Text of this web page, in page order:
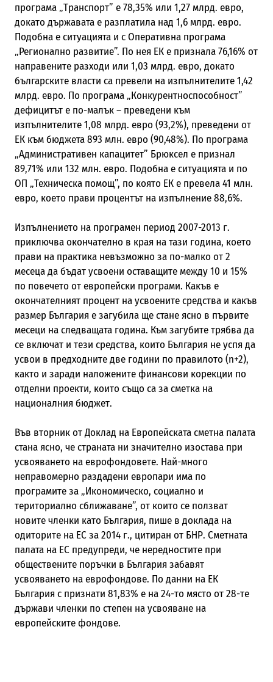
програма „Транспорт” е 78,35% или 1,27 млрд. евро,
докато държавата е разплатила над 1,6 млрд. евро.
Подобна е ситуацията и с Оперативна програма
„Регионално развитие”. По нея ЕК е признала 76,16% от
направените разходи или 1,03 млрд. евро, докато
българските власти са превели на изпълнителите 1,42
млрд. евро. По програма „Конкурентноспособност”
дефицитът е по-малък – преведени към
изпълнителите 1,08 млрд. евро (93,2%), преведени от
ЕК към бюджета 893 млн. евро (90,48%). По програма
„Административен капацитет” Брюксел е признал
89,71% или 132 млн. евро. Подобна е ситуацията и по
ОП „Техническа помощ”, по която ЕК е превела 41 млн.
евро, което прави процентът на изпълнение 88,6%.
Изпълнението на програмен период 2007-2013 г.
приключва окончателно в края на тази година, което
прави на практика невъзможно за по-малко от 2
месеца да бъдат усвоени оставащите между 10 и 15%
по повечето от европейски програми. Какъв е
окончателният процент на усвоените средства и какъв
размер България е загубила ще стане ясно в първите
месеци на следващата година. Към загубите трябва да
се включат и тези средства, които България не успя да
усвои в предходните две години по правилото (n+2),
както и заради наложените финансови корекции по
отделни проекти, които също са за сметка на
националния бюджет.
Във вторник от Доклад на Европейската сметна палата
стана ясно, че страната ни значително изостава при
усвояването на еврофондовете. Най-много
неправомерно раздадени европари има по
програмите за „Икономическо, социално и
териториално сближаване”, от които се ползват
новите членки като България, пише в доклада на
одиторите на ЕС за 2014 г., цитиран от БНР. Сметната
палата на ЕС предупреди, че нередностите при
обществените поръчки в България забавят
усвояването на еврофондове. По данни на ЕК
България с признати 81,83% е на 24-то място от 28-те
държави членки по степен на усвояване на
европейските фондове.